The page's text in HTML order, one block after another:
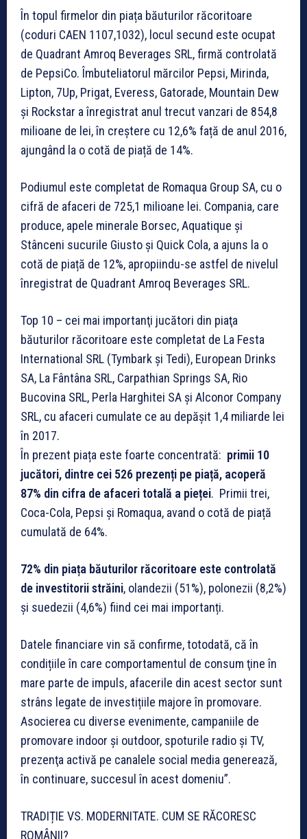
În topul firmelor din piața băuturilor răcoritoare
(coduri CAEN 1107,1032), locul secund este ocupat
de Quadrant Amroq Beverages SRL, firmă controlată
de PepsiCo. Îmbuteliatorul mărcilor Pepsi, Mirinda,
Lipton, 7Up, Prigat, Everess, Gatorade, Mountain Dew
și Rockstar a înregistrat anul trecut vanzari de 854,8
milioane de lei, în creștere cu 12,6% față de anul 2016,
ajungând la o cotă de piață de 14%.
Podiumul este completat de Romaqua Group SA, cu o
cifră de afaceri de 725,1 milioane lei. Compania, care
produce, apele minerale Borsec, Aquatique şi
Stânceni sucurile Giusto şi Quick Cola, a ajuns la o
cotă de piață de 12%, apropiindu-se astfel de nivelul
înregistrat de Quadrant Amroq Beverages SRL.
Top 10 – cei mai importanţi jucători din piaţa
băuturilor răcoritoare este completat de La Festa
International SRL (Tymbark și Tedi), European Drinks
SA, La Fântâna SRL, Carpathian Springs SA, Rio
Bucovina SRL, Perla Harghitei SA şi Alconor Company
SRL, cu afaceri cumulate ce au depăşit 1,4 miliarde lei
în 2017.
În prezent piața este foarte concentrată: primii 10
jucători, dintre cei 526 prezenți pe piață, acoperă
87% din cifra de afaceri totală a pieței. Primii trei,
Coca-Cola, Pepsi și Romaqua, avand o cotă de piață
cumulată de 64%.
72% din piața băuturilor răcoritoare este controlată
de investitorii străini, olandezii (51%), polonezii (8,2%)
și suedezii (4,6%) fiind cei mai importanți.
Datele financiare vin să confirme, totodată, că în
condițiile în care comportamentul de consum ţine în
mare parte de impuls, afacerile din acest sector sunt
strâns legate de investițiile majore în promovare.
Asocierea cu diverse evenimente, campaniile de
promovare indoor şi outdoor, spoturile radio şi TV,
prezenţa activă pe canalele social media generează,
în continuare, succesul în acest domeniu”.
TRADIȚIE VS. MODERNITATE. CUM SE RĂCORESC
ROMÂNII?